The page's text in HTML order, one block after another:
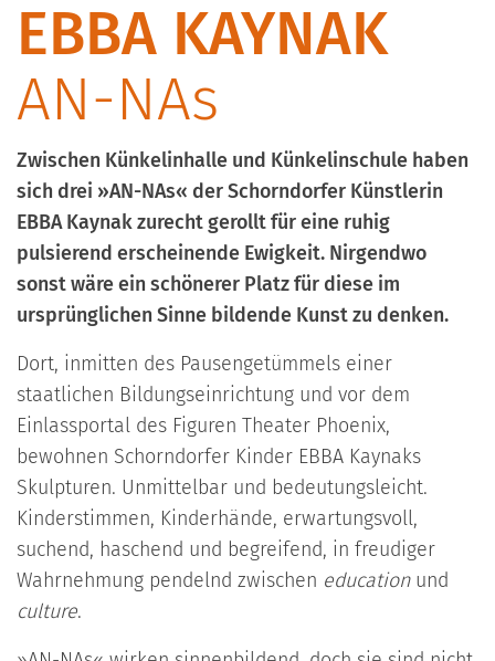
EBBA KAYNAK
AN-NAs
Zwischen Künkelinhalle und Künkelinschule haben
sich drei »AN-NAs« der Schorndorfer Künstlerin
EBBA Kaynak zurecht gerollt für eine ruhig
pulsierend erscheinende Ewigkeit. Nirgendwo
sonst wäre ein schönerer Platz für diese im
ursprünglichen Sinne bildende Kunst zu denken.
Dort, inmitten des Pausengetümmels einer
staatlichen Bildungseinrichtung und vor dem
Einlassportal des Figuren Theater Phoenix,
bewohnen Schorndorfer Kinder EBBA Kaynaks
Skulpturen. Unmittelbar und bedeutungsleicht.
Kinderstimmen, Kinderhände, erwartungsvoll,
suchend, haschend und begreifend, in freudiger
Wahrnehmung pendelnd zwischen educationund
culture.